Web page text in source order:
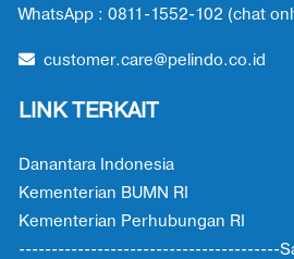
WhatsApp : 0811-1552-102 (chat
customer.care@pelindo.co.id
LINK TERKAIT
Danantara Indonesia
Kementerian BUMN RI
Kementerian Perhubungan RI
----------------------------------------